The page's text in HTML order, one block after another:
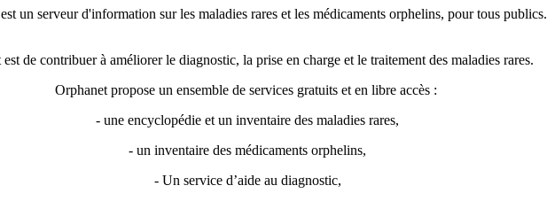
un serveur d'information sur les maladies rares et les médicaments orphelins, pour tous publics.
est de contribuer à améliorer le diagnostic, la prise en charge et le traitement des maladies rares.
Orphanet propose un ensemble de services gratuits et en libre accès :
- une encyclopédie et un inventaire des maladies rares,
- un inventaire des médicaments orphelins,
- Un service d’aide au diagnostic,